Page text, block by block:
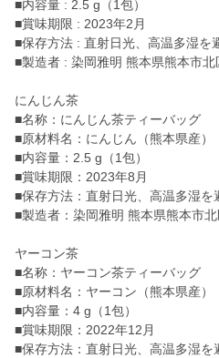
■内容量 : 2.5 g（1包）
■賞味期限 : 2023年2月
■保存方法 : 直射日光、高温多湿を
■製造者 : 染岡雅明 熊本県熊本市
にんじん茶
■名称：にんじん茶ティーバッグ
■原材料名：にんじん（熊本県産）
■内容量：2.5 g（1包）
■賞味期限：2023年8月
■保存方法：直射日光、高温多湿を
■製造者：染岡雅明 熊本県熊本市
ヤーコン茶
■名称：ヤーコン茶ティーバッグ
■原材料名：ヤーコン（熊本県産）
■内容量：4 g（1包）
■賞味期限：2022年12月
■保存方法：直射日光、高温多湿を